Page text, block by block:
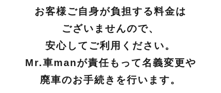
お客様ご自身が負担する料金は
ございませんので、
安心してご利用ください。
Mr.車manが責任もって名義変更や
廃車のお手続きを行います。